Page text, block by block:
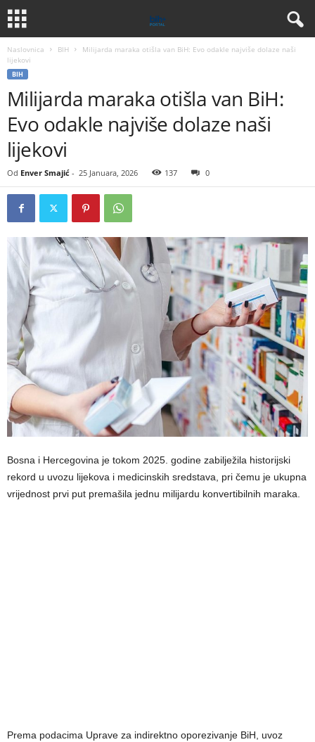
Naslovnica BIH
Milijarda maraka otišla van BiH: Evo odakle najviše dolaze naši
lijekovi
BIH
Milijarda maraka otišla van BiH:
Evo odakle najviše dolaze naši
lijekovi
Od Enver Smajić - 25 Januara, 2026 137 0
Bosna i Hercegovina je tokom 2025. godine zabilježila historijski
rekord u uvozu lijekova i medicinskih sredstava, pri čemu je ukupna
vrijednost prvi put premašila jednu milijardu konvertibilnih maraka.
Prema podacima Uprave za indirektno oporezivanje BiH, uvoz